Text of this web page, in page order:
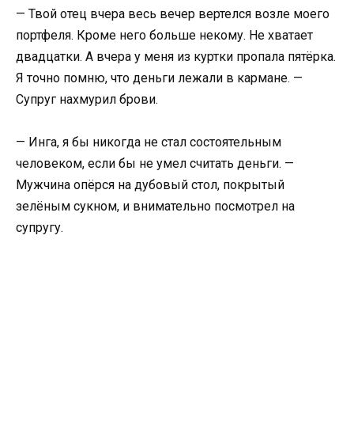
— Твой отец вчера весь вечер вертелся возле моего
портфеля. Кроме него больше некому. Не хватает
двадцатки. А вчера у меня из куртки пропала пятёрка.
Я точно помню, что деньги лежали в кармане. —
Супруг нахмурил брови.
— Инга, я бы никогда не стал состоятельным
человеком, если бы не умел считать деньги. —
Мужчина опёрся на дубовый стол, покрытый
зелёным сукном, и внимательно посмотрел на
супругу.